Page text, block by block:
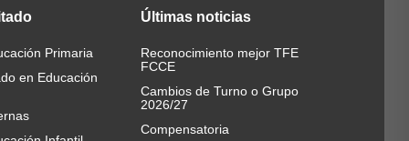
Primaria
en Educación
Últimas noticias
Reconocimiento mejor TFE
FCCE
Cambios de Turno o Grupo
2026/27
Compensatoria